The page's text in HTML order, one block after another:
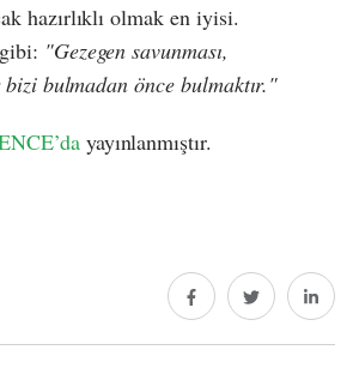
hazırlıklı olmak en iyisi.
"Gezegen savunması,
bulmadan önce bulmaktır."
yayınlanmıştır.